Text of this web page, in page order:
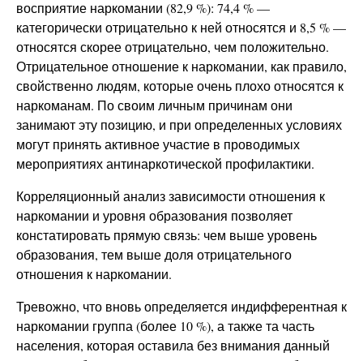
восприятие наркомании (82,9 %): 74,4 % —
категорически отрицательно к ней относятся и 8,5 % —
относятся скорее отрицательно, чем положительно.
Отрицательное отношение к наркомании, как правило,
свойственно людям, которые очень плохо относятся к
наркоманам. По своим личным причинам они
занимают эту позицию, и при определенных условиях
могут принять активное участие в проводимых
мероприятиях антинаркотической профилактики.
Корреляционный анализ зависимости отношения к
наркомании и уровня образования позволяет
констатировать прямую связь: чем выше уровень
образования, тем выше доля отрицательного
отношения к наркомании.
Тревожно, что вновь определяется индифферентная к
наркомании группа (более 10 %), а также та часть
населения, которая оставила без внимания данный